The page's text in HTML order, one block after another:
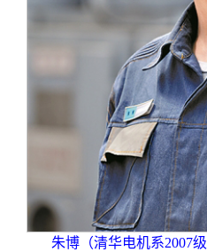
校友视界
理事会名单
制度法规
联系我们
朱博（清华电机系2007